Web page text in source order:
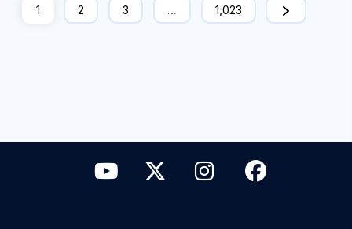
1 2 3 … 1,023